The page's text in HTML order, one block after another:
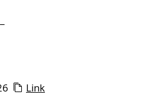
Link